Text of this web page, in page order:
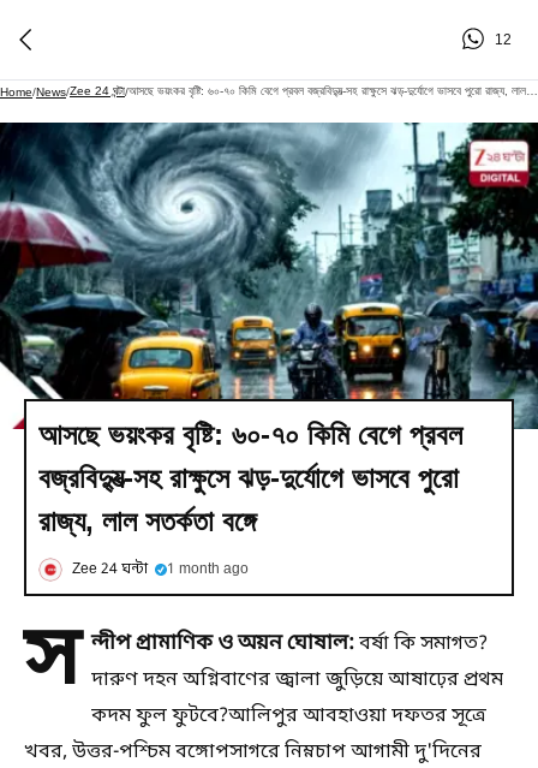
12
Home/News/Zee 24 ঘন্টা/
আসছে ভয়ংকর বৃষ্টি: ৬০-৭০ কিমি বেগে প্রবল
বজ্রবিদ্যুত্‍-সহ রাক্ষুসে ঝড়-দুর্যোগে ভাসবে পুরো
রাজ্য, লাল সতর্কতা বঙ্গে
Zee 24 ঘন্টা 1 month ago
স ন্দীপ প্রামাণিক ও অয়ন ঘোষাল:বর্ষা কি সমাগত?
দারুণ দহন অগ্নিবাণের জ্বালা জুড়িয়ে আষাঢ়ের প্রথম
কদম ফুল ফুটবে?আলিপুর আবহাওয়া দফতর সূত্রে
খবর, উত্তর-পশ্চিম বঙ্গোপসাগরে নিম্নচাপ আগামী দু'দিনের